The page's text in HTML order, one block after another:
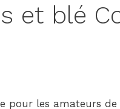
et blé
pour les amateurs de